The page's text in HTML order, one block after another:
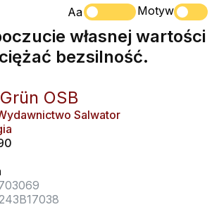
- Książki
- Multimedia
CD
- Dla Dzieci
dydaktyczne
- Podręczniki
dydaktyczne
Aa
Motyw
własnej wartości
bezsilność.
OSB
Salwator